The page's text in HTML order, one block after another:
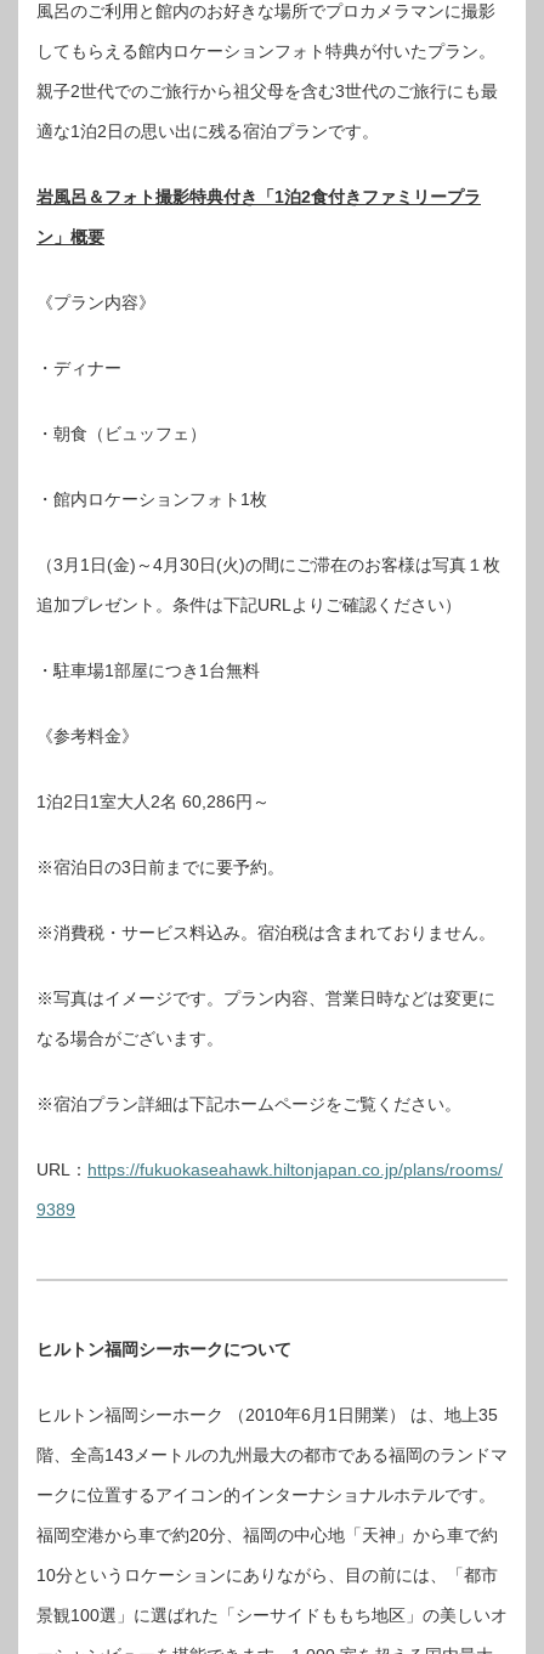
風呂のご利用と館内のお好きな場所でプロカメラマンに撮影
してもらえる館内ロケーションフォト特典が付いたプラン。
親子2世代でのご旅行から祖父母を含む3世代のご旅行にも最
適な1泊2日の思い出に残る宿泊プランです。
岩風呂＆フォト撮影特典付き「1泊2食付きファミリープラ
ン」概要
《プラン内容》
・ディナー
・朝食（ビュッフェ）
・館内ロケーションフォト1枚
（3月1日(金)～4月30日(火)の間にご滞在のお客様は写真１枚
追加プレゼント。条件は下記URLよりご確認ください）
・駐車場1部屋につき1台無料
《参考料金》
1泊2日1室大人2名 60,286円～
※宿泊日の3日前までに要予約。
※消費税・サービス料込み。宿泊税は含まれておりません。
※写真はイメージです。プラン内容、営業日時などは変更に
なる場合がございます。
※宿泊プラン詳細は下記ホームページをご覧ください。
URL： https://fukuokaseahawk.hiltonjapan.co.jp/plans/rooms/
9389
ヒルトン福岡シーホークについて
ヒルトン福岡シーホーク （2010年6月1日開業） は、地上35
階、全高143メートルの九州最大の都市である福岡のランドマ
ークに位置するアイコン的インターナショナルホテルです。
福岡空港から車で約20分、福岡の中心地「天神」から車で約
10分というロケーションにありながら、目の前には、「都市
景観100選」に選ばれた「シーサイドももち地区」の美しいオ